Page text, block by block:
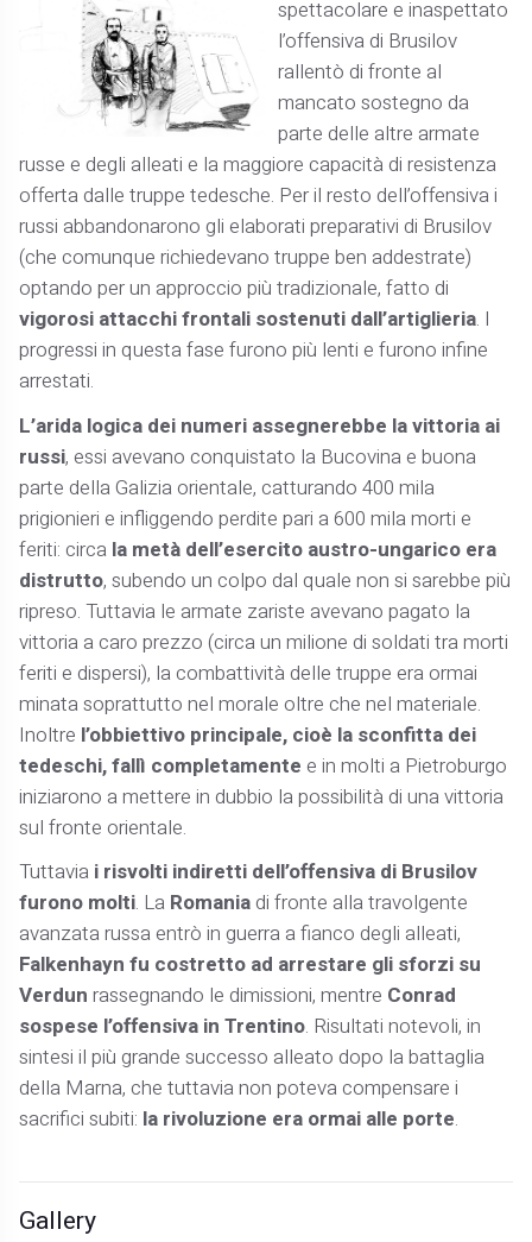
spettacolare e inaspettato
l’offensiva di Brusilov
rallentò di fronte al
mancato sostegno da
parte delle altre armate
russe e degli alleati e la maggiore capacità di resistenza
offerta dalle truppe tedesche. Per il resto dell’offensiva i
russi abbandonarono gli elaborati preparativi di Brusilov
(che comunque richiedevano truppe ben addestrate)
optando per un approccio più tradizionale, fatto di
vigorosi attacchi frontali sostenuti dall’artiglieria. I
progressi in questa fase furono più lenti e furono infine
arrestati.
L’arida logica dei numeri assegnerebbe la vittoria ai
russi, essi avevano conquistato la Bucovina e buona
parte della Galizia orientale, catturando 400 mila
prigionieri e infliggendo perdite pari a 600 mila morti e
feriti: circa la metà dell’esercito austro-ungarico era
distrutto, subendo un colpo dal quale non si sarebbe più
ripreso. Tuttavia le armate zariste avevano pagato la
vittoria a caro prezzo (circa un milione di soldati tra morti
feriti e dispersi), la combattività delle truppe era ormai
minata soprattutto nel morale oltre che nel materiale.
Inoltre l’obbiettivo principale, cioè la sconfitta dei
tedeschi, fallì completamente e in molti a Pietroburgo
iniziarono a mettere in dubbio la possibilità di una vittoria
sul fronte orientale.
Tuttavia i risvolti indiretti dell’offensiva di Brusilov
furono molti. La Romaniadi fronte alla travolgente
avanzata russa entrò in guerra a fianco degli alleati,
Falkenhayn fu costretto ad arrestare gli sforzi su
Verdun rassegnando le dimissioni, mentre Conrad
sospese l’offensiva in Trentino. Risultati notevoli, in
sintesi il più grande successo alleato dopo la battaglia
della Marna, che tuttavia non poteva compensare i
sacrifici subiti: la rivoluzione era ormai alle porte.
Gallery